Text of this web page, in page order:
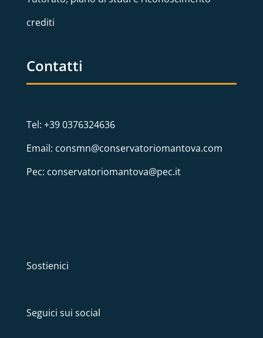
crediti
Contatti
Tel: +39 0376324636
Email: consmn@conservatoriomantova.com
Pec: conservatoriomantova@pec.it
Sostienici
Seguici sui social